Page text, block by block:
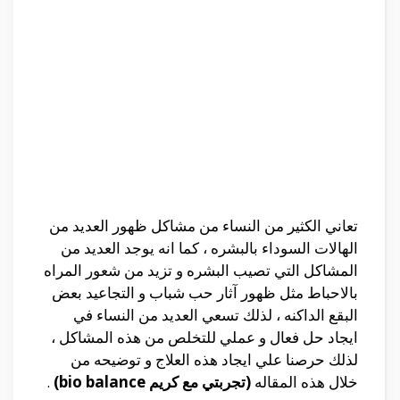
تعاني الكثير من النساء من مشاكل ظهور العديد من
الهالات السوداء بالبشره ، كما انه يوجد العديد من
المشاكل التي تصيب البشره و تزيد من شعور المراه
بالاحباط مثل ظهور آثار حب شباب و التجاعيد بعض
البقع الداكنه ، لذلك تسعي العديد من النساء في
ايجاد حل فعال و عملي للتخلص من هذه المشاكل ،
لذلك حرصنا علي ايجاد هذه العلاج و توضيحه من
خلال هذه المقاله (تجربتي مع كريم bio balance) .